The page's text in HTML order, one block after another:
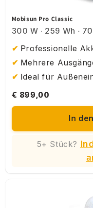
Mobisun Pro Classic
300 W · 259 Wh ·
Professionelle
Mehrere
Ideal für
€ 899,00
In
5+ Stück?